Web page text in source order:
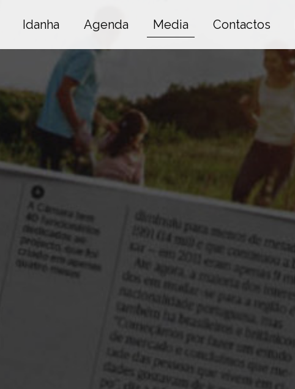
Idanha Agenda Media Contactos